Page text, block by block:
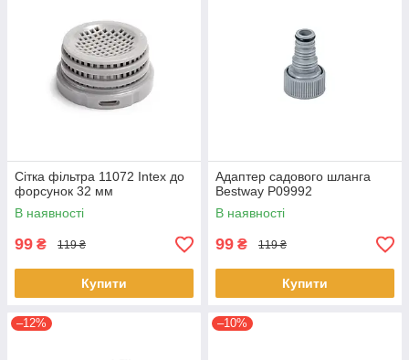
Сітка фільтра 11072 Intex до
форсунок 32 мм
В наявності
99 ₴ 119 ₴
Купити
Адаптер садового шланга
Bestway P09992
В наявності
99 ₴ 119 ₴
Купити
–12% –10%